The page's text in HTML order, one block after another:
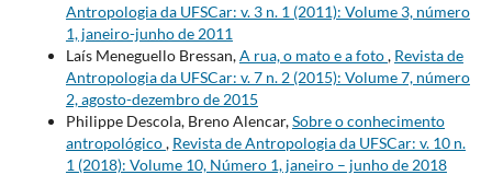
Antropologia da UFSCar: v. 3 n. 1 (2011): Volume 3, número
1, janeiro-junho de 2011
Laís Meneguello Bressan,A rua, o mato e a foto, Revista de
Antropologia da UFSCar: v. 7 n. 2 (2015): Volume 7, número
2, agosto-dezembro de 2015
Philippe Descola, Breno Alencar,Sobre o conhecimento
antropológico, Revista de Antropologia da UFSCar: v. 10 n.
1 (2018): Volume 10, Número 1, janeiro – junho de 2018